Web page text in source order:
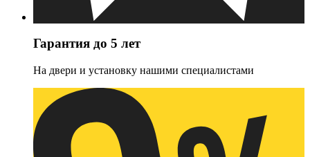
Гарантия до 5 лет
На двери и установку нашими специалистами